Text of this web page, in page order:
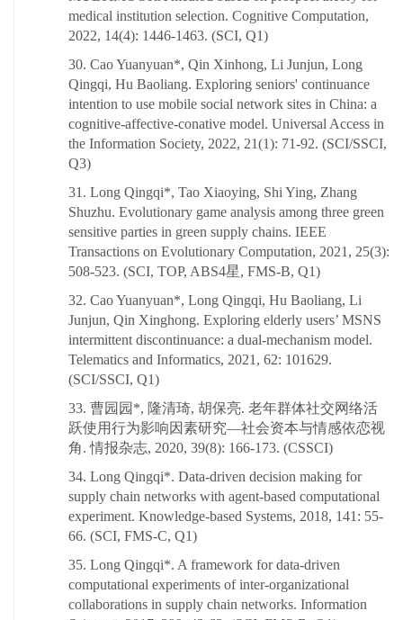
medical institution selection. Cognitive Computation,
2022, 14(4): 1446-1463. (SCI, Q1)
30. Cao Yuanyuan*, Qin Xinhong, Li Junjun, Long
Qingqi, Hu Baoliang. Exploring seniors' continuance
intention to use mobile social network sites in China: a
cognitive-affective-conative model. Universal Access in
the Information Society, 2022, 21(1): 71-92. (SCI/SSCI,
Q3)
31. Long Qingqi*, Tao Xiaoying, Shi Ying, Zhang
Shuzhu. Evolutionary game analysis among three green
sensitive parties in green supply chains. IEEE
Transactions on Evolutionary Computation, 2021, 25(3):
508-523. (SCI, TOP, ABS4星, FMS-B, Q1)
32. Cao Yuanyuan*, Long Qingqi, Hu Baoliang, Li
Junjun, Qin Xinghong. Exploring elderly users’ MSNS
intermittent discontinuance: a dual-mechanism model.
Telematics and Informatics, 2021, 62: 101629.
(SCI/SSCI, Q1)
33. 曹园园*, 隆清琦, 胡保亮. 老年群体社交网络活
跃使用行为影响因素研究—社会资本与情感依恋视
角. 情报杂志, 2020, 39(8): 166-173. (CSSCI)
34. Long Qingqi*. Data-driven decision making for
supply chain networks with agent-based computational
experiment. Knowledge-based Systems, 2018, 141: 55-
66. (SCI, FMS-C, Q1)
35. Long Qingqi*. A framework for data-driven
computational experiments of inter-organizational
collaborations in supply chain networks. Information